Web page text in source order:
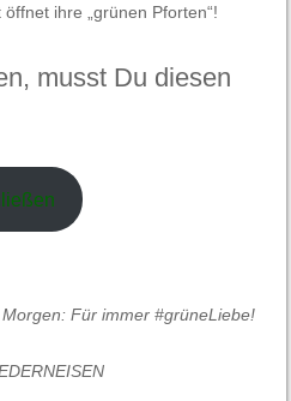
ihre „grünen Pforten“!
musst Du diesen
Für immer #grüneLiebe!